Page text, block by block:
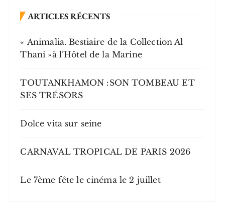
ARTICLES RÉCENTS
« Animalia. Bestiaire de la Collection Al
Thani »à l’Hôtel de la Marine
TOUTANKHAMON :SON TOMBEAU ET
SES TRÉSORS
Dolce vita sur seine
CARNAVAL TROPICAL DE PARIS 2026
Le 7ème fête le cinéma le 2 juillet